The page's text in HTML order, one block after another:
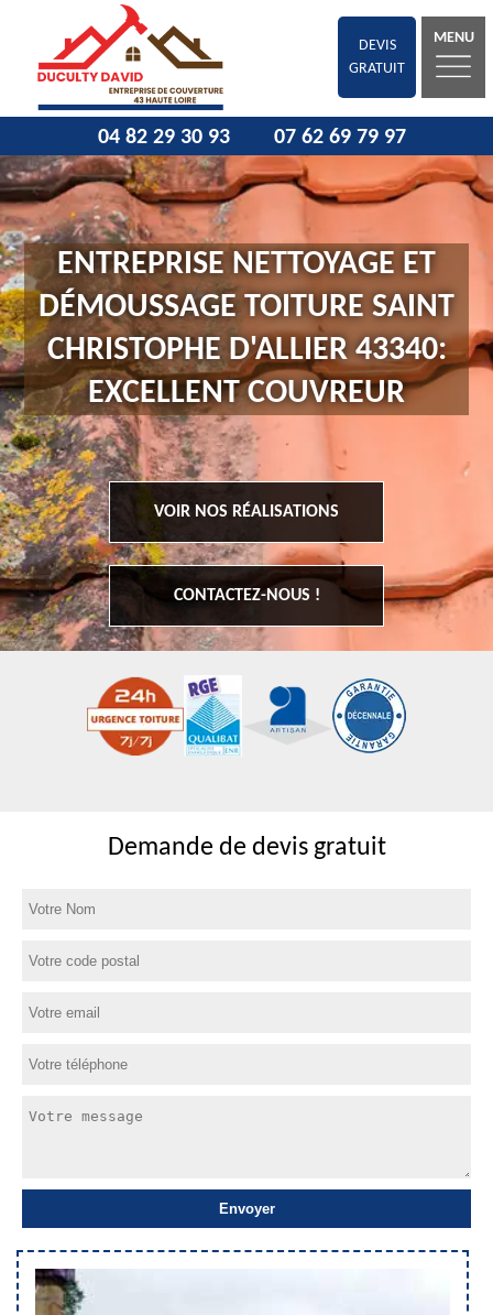
DEVIS
GRATUIT
MENU
04 82 29 30 93 07 62 69 79 97
ENTREPRISE NETTOYAGE ET
DÉMOUSSAGE TOITURE SAINT
CHRISTOPHE D'ALLIER 43340:
EXCELLENT COUVREUR
VOIR NOS RÉALISATIONS
CONTACTEZ-NOUS !
Demande de devis gratuit